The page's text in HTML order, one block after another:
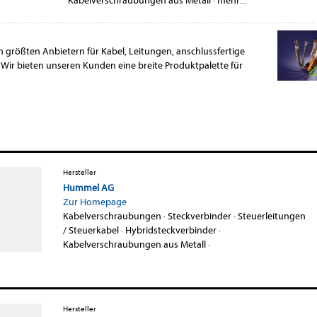
größten Anbietern für Kabel, Leitungen, anschlussfertige
bieten unseren Kunden eine breite Produktpalette für
Hersteller
Hummel AG
Zur Homepage
Kabelverschraubungen ·Steckverbinder·Steuerleitungen
/ Steuerkabel· Hybridsteckverbinder·
Kabelverschraubungen aus Metall·
Hersteller